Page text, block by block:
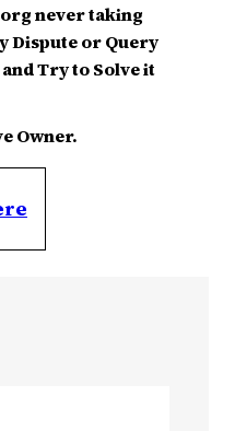
never taking
Dispute or Query
Try to Solve it
Owner.